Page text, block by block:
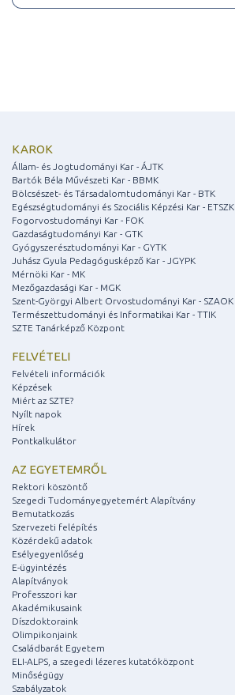
KAROK
Állam- és Jogtudományi Kar - ÁJTK
Bartók Béla Művészeti Kar - BBMK
Bölcsészet- és Társadalomtudományi Kar - BTK
Egészségtudományi és Szociális Képzési Kar - ETSZK
Fogorvostudományi Kar - FOK
Gazdaságtudományi Kar - GTK
Gyógyszerésztudományi Kar - GYTK
Juhász Gyula Pedagógusképző Kar - JGYPK
Mérnöki Kar - MK
Mezőgazdasági Kar - MGK
Szent-Györgyi Albert Orvostudományi Kar - SZAOK
Természettudományi és Informatikai Kar - TTIK
SZTE Tanárképző Központ
FELVÉTELI
Felvételi információk
Képzések
Miért az SZTE?
Nyílt napok
Hírek
Pontkalkulátor
AZ EGYETEMRŐL
Rektori köszöntő
Szegedi Tudományegyetemért Alapítvány
Bemutatkozás
Szervezeti felépítés
Közérdekű adatok
Esélyegyenlőség
E-ügyintézés
Alapítványok
Professzori kar
Akadémikusaink
Díszdoktoraink
Olimpikonjaink
Családbarát Egyetem
ELI-ALPS, a szegedi lézeres kutatóközpont
Minőségügy
Szabályzatok